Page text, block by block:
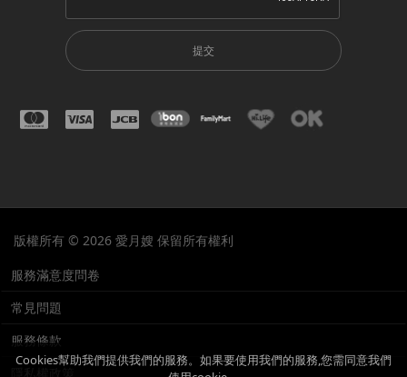
提交
版權所有 © 2026 愛月嫂 保留所有權利
服務滿意度問卷
常見問題
服務條款
Cookies幫助我們提供我們的服務。如果要使用我們的服務,您需同意我們